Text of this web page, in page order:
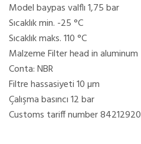
Model baypas valflı 1,75 bar
Sıcaklık min. -25 °C
Sıcaklık maks. 110 °C
Malzeme Filter head in aluminum
Conta: NBR
Filtre hassasiyeti 10 µm
Çalışma basıncı 12 bar
Customs tariff number 84212920